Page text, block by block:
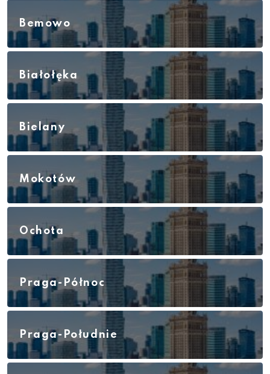
Bemowo
Białołęka
Bielany
Mokotów
Ochota
Praga-Północ
Praga-Południe